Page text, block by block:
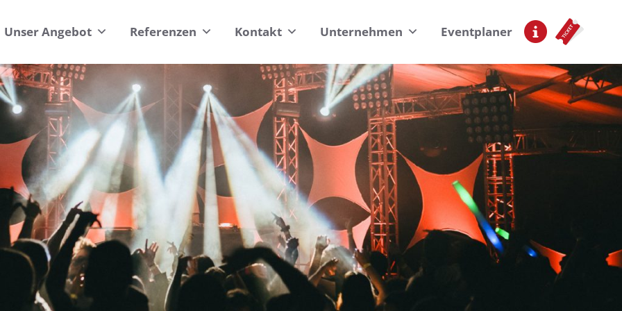
Unser Angebot Referenzen Kontakt Unternehmen Eventplaner